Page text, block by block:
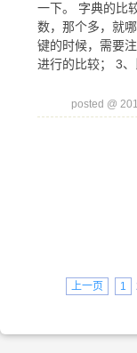
一下。 字典的比
数，那个多，就
键的时候，需要
进行的比较； 3
posted @
上一页 1